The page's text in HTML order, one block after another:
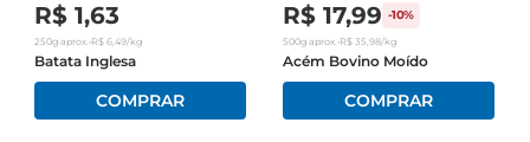
R$ 1,63
250g aprox. •R$ 6,49/kg
Batata Inglesa
R$ 17,99 -10%
500gaprox. •R$ 35,98/kg
Acém Bovino Moído